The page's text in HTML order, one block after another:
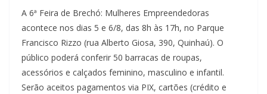
A 6ª Feira de Brechó: Mulheres Empreendedoras
acontece nos dias 5 e 6/8, das 8h às 17h, no Parque
Francisco Rizzo (rua Alberto Giosa, 390, Quinhaú). O
público poderá conferir 50 barracas de roupas,
acessórios e calçados feminino, masculino e infantil.
Serão aceitos pagamentos via PIX, cartões (crédito e